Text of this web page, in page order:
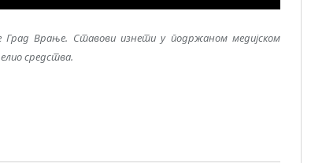
Град Врање. Ставови изнети у подржаном медијском
средства.